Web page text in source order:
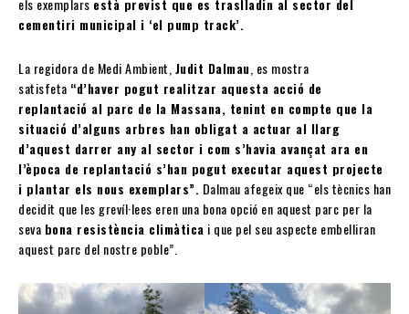
els exemplars està previst que es traslladin al sector del
cementiri municipal i ‘el pump track’.
La regidora de Medi Ambient,Judit Dalmau, es mostra
satisfeta “d’haver pogut realitzar aquesta acció de
replantació al parc de la Massana, tenint en compte que la
situació d’alguns arbres han obligat a actuar al llarg
d’aquest darrer any al sector i com s’havia avançat ara en
l’època de replantació s’han pogut executar aquest projecte
i plantar els nous exemplars”. Dalmau afegeix que “els tècnics han
decidit que les grevíl·lees eren una bona opció en aquest parc per la
seva bona resistència climàtica i que pel seu aspecte embelliran
aquest parc del nostre poble”.